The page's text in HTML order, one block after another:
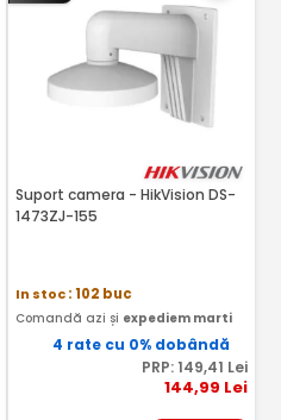
Suport camera - HikVision DS-
1473ZJ-155
In stoc: 102 buc
Comandă azi și expediem marti
4 rate cu 0% dobândă
PRP: 149,41 Lei
144,99 Lei